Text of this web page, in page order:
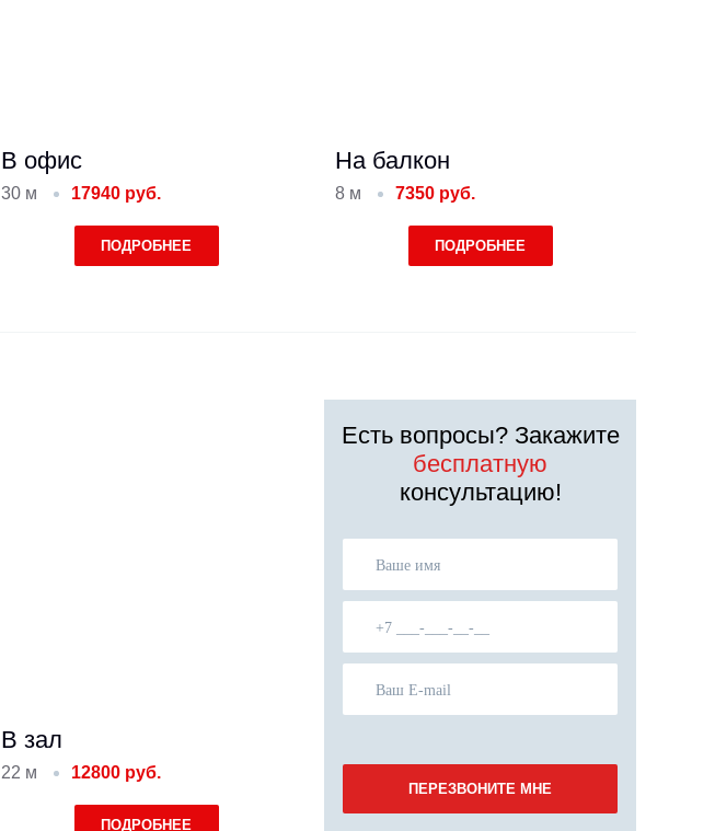
В офис
30 м 17940 руб.
ПОДРОБНЕЕ
На балкон
8 м 7350 руб.
ПОДРОБНЕЕ
В зал
22 м 12800 руб.
ПОДРОБНЕЕ
Есть вопросы? Закажите
бесплатную
консультацию!